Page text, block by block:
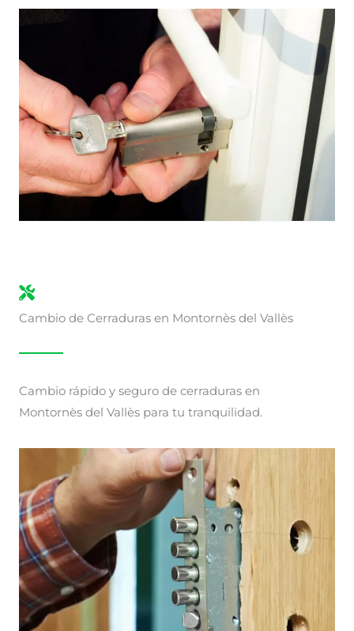
Cambio de Cerraduras en Montornès del Vallès
Cambio rápido y seguro de cerraduras en
Montornès del Vallès para tu tranquilidad.